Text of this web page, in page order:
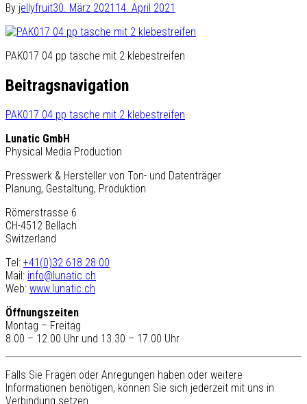
By jellyfruit30. März 2021 14. April 2021
PAK017 04 pp tasche mit 2 klebestreifen
Beitragsnavigation
PAK017 04 pp tasche mit 2 klebestreifen
Lunatic GmbH
Physical Media Production
Presswerk & Hersteller von Ton- und Datenträger
Planung, Gestaltung, Produktion
Römerstrasse 6
CH-4512 Bellach
Switzerland
Tel: +41(0)32 618 28 00
Mail: info@lunatic.ch
Web: www.lunatic.ch
Öffnungszeiten
Montag – Freitag
8.00 – 12.00 Uhr und 13.30 – 17.00 Uhr
Falls Sie Fragen oder Anregungen haben oder weitere
Informationen benötigen, können Sie sich jederzeit mit uns in
Verbindung setzen.